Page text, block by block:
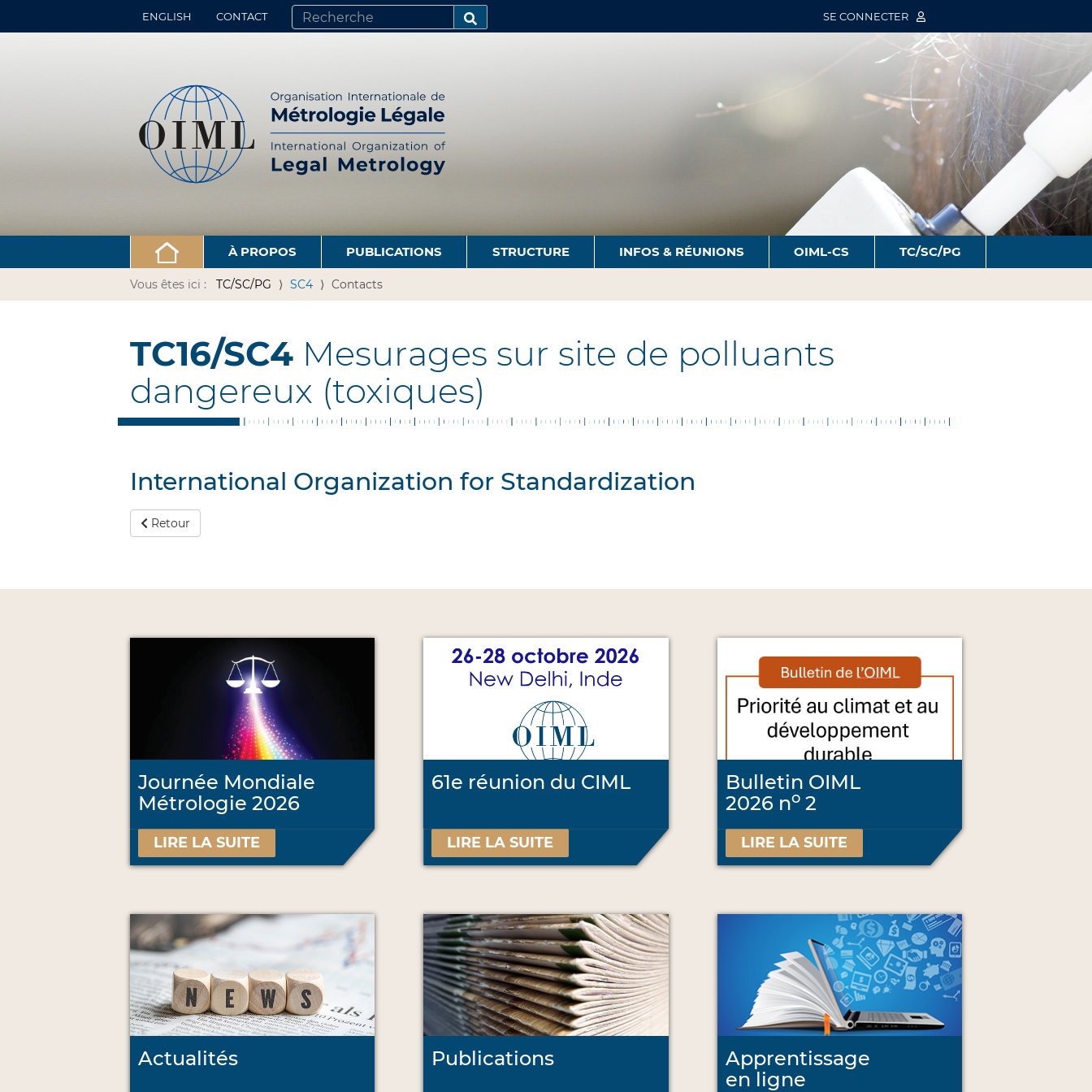
ENGLISH CONTACT
CHERCHER PAR
RECHERCHE AVANCÉE…
SE CONNECTER
À PROPOS PUBLICATIONS STRUCTURE INFOS & RÉUNIONS OIML-CS TC/SC/PG
Vous êtes ici : TC/SC/PG SC4 Contacts
TC16/SC4 Mesurages sur site de polluants
dangereux (toxiques)
International Organization for Standardization
Retour
Journée Mondiale
Métrologie 2026
LIRE LA SUITE
61e réunion du CIML
LIRE LA SUITE
Bulletin OIML
2026 no2
LIRE LA SUITE
Actualités Publications
Apprentissage
en ligne